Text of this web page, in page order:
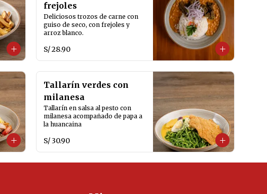
frejoles
Deliciosos trozos de carne con
guiso de seco, con frejoles y
arroz blanco.
S/ 28.90
Tallarín verdes con
milanesa
Tallarín en salsa al pesto con
milanesa acompañado de papa a
la huancaina
S/ 30.90